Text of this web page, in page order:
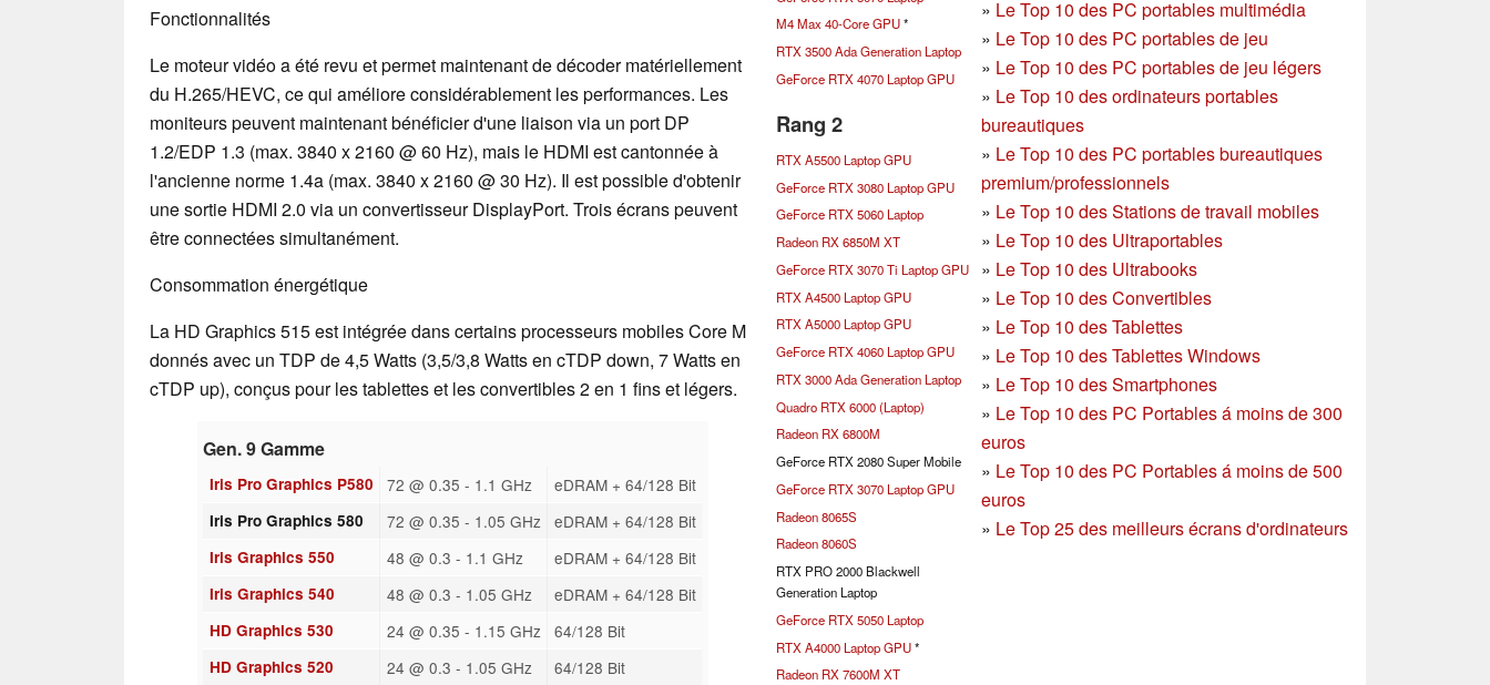
Fonctionnalités
Le moteur vidéo a été revu et permet maintenant de décoder matériellement
du H.265/HEVC, ce qui améliore considérablement les performances. Les
moniteurs peuvent maintenant bénéficier d'une liaison via un port DP
1.2/EDP 1.3 (max. 3840 x 2160 @ 60 Hz), mais le HDMI est cantonnée à
l'ancienne norme 1.4a (max. 3840 x 2160 @ 30 Hz). Il est possible d'obtenir
une sortie HDMI 2.0 via un convertisseur DisplayPort. Trois écrans peuvent
être connectées simultanément.
Consommation énergétique
La HD Graphics 515 est intégrée dans certains processeurs mobiles Core M
donnés avec un TDP de 4,5 Watts (3,5/3,8 Watts en cTDP down, 7 Watts en
cTDP up), conçus pour les tablettes et les convertibles 2 en 1 fins et légers.
Gen. 9 Gamme
Iris Pro Graphics P580 72 @ 0.35 - 1.1 GHz eDRAM + 64/128 Bit
Iris Pro Graphics 580 72 @ 0.35 - 1.05 GHz eDRAM + 64/128 Bit
Iris Graphics 550 48 @ 0.3 - 1.1 GHz eDRAM + 64/128 Bit
Iris Graphics 540 48 @ 0.3 - 1.05 GHz eDRAM + 64/128 Bit
HD Graphics 530 24 @ 0.35 - 1.15 GHz 64/128 Bit
HD Graphics 520 24 @ 0.3 - 1.05 GHz 64/128 Bit
M4 Max 40-Core GPU*
RTX 3500 Ada Generation Laptop
GeForce RTX 4070 Laptop GPU
Rang 2
RTX A5500 Laptop GPU
GeForce RTX 3080 Laptop GPU
GeForce RTX 5060 Laptop
Radeon RX 6850M XT
GeForce RTX 3070 Ti Laptop GPU
RTX A4500 Laptop GPU
RTX A5000 Laptop GPU
GeForce RTX 4060 Laptop GPU
RTX 3000 Ada Generation Laptop
Quadro RTX 6000 (Laptop)
Radeon RX 6800M
GeForce RTX 2080 Super Mobile
GeForce RTX 3070 Laptop GPU
Radeon 8065S
Radeon 8060S
RTX PRO 2000 Blackwell
Generation Laptop
GeForce RTX 5050 Laptop
RTX A4000 Laptop GPU*
Radeon RX 7600M XT
» Le Top 10 des PC portables multimédia
» Le Top 10 des PC portables de jeu
» Le Top 10 des PC portables de jeu légers
» Le Top 10 des ordinateurs portables
bureautiques
» Le Top 10 des PC portables bureautiques
premium/professionnels
» Le Top 10 des Stations de travail mobiles
» Le Top 10 des Ultraportables
» Le Top 10 des Ultrabooks
» Le Top 10 des Convertibles
» Le Top 10 des Tablettes
» Le Top 10 des Tablettes Windows
» Le Top 10 des Smartphones
» Le Top 10 des PC Portables á moins de 300
euros
» Le Top 10 des PC Portables á moins de 500
euros
» Le Top 25 des meilleurs écrans d'ordinateurs